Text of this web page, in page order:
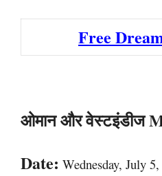
Free
ओमान और वेस्टइंडीज
Date: Wednesday, July